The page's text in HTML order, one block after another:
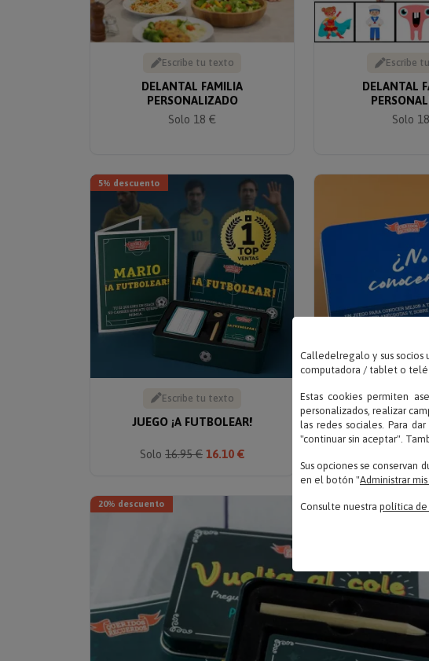
Escribe tu texto
DELANTAL FAMILIA
PERSONALIZADO
Solo 18 €
Escribe
DELANTAL
Solo
5% descuento
Escribe tu texto
JUEGO ¡A FUTBOLEAR!
Solo 16.95 € 16.10 €
Escribe
JUEGO ¿NOS
20% descuento
Calledelregalo y sus socios
computadora / tablet o
Estas cookies permiten
personalizados, realizar
las redes sociales. Para
"continuar sin aceptar".
Sus opciones se conservan
en el botón "Administrar
Consulte nuestra política de